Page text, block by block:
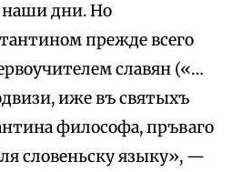
наши дни. Но
прежде всего
славян («…
иже въ святыхъ
философа, пръваго
словеньску языку», —